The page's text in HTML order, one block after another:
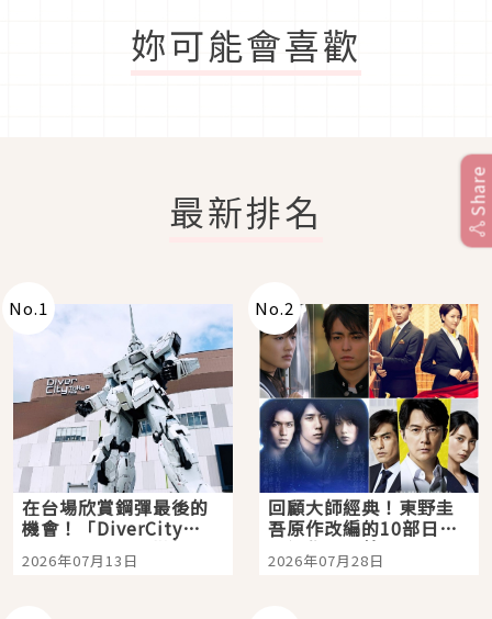
妳可能會喜歡
最新排名
No.1
在台場欣賞鋼彈最後的
機會！「DiverCity
Tokyo Plaza」搭船、
購物、美食及夜景，一
2026年07月13日
No.2
回顧大師經典！東野圭
吾原作改編的10部日本
影視作品推薦
2026年07月28日
Share